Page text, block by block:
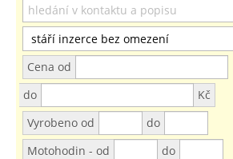
Cena od
do
Kč
Vyrobeno od
do
Motohodin - od
do